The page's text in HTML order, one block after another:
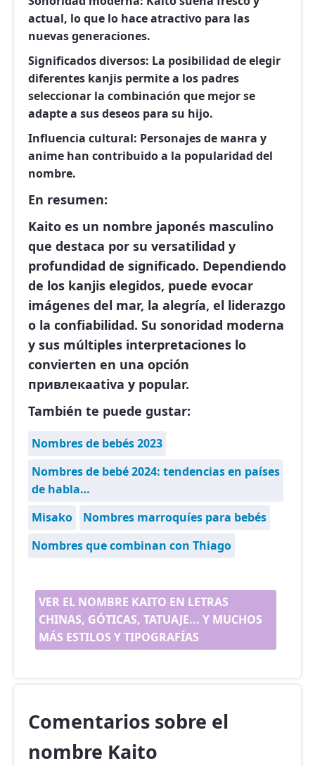
actual, lo que lo hace atractivo para las
nuevas generaciones.
Significados diversos: La posibilidad de elegir
diferentes kanjis permite a los padres
seleccionar la combinación que mejor se
adapte a sus deseos para su hijo.
Influencia cultural: Personajes de манга y
anime han contribuido a la popularidad del
nombre.
En resumen:
Kaito es un nombre japonés masculino
que destaca por su versatilidad y
profundidad de significado. Dependiendo
de los kanjis elegidos, puede evocar
imágenes del mar, la alegría, el liderazgo
o la confiabilidad. Su sonoridad moderna
y sus múltiples interpretaciones lo
convierten en una opción
привлекаativa y popular.
También te puede gustar:
Nombres de bebés 2023
Nombres de bebé 2024: tendencias en países
de habla…
Misako
Nombres marroquíes para bebés
Nombres que combinan con Thiago
VER EL NOMBRE KAITO EN LETRAS
CHINAS, GÓTICAS, TATUAJE... Y MUCHOS
MÁS ESTILOS Y TIPOGRAFÍAS
Comentarios sobre el
nombre Kaito